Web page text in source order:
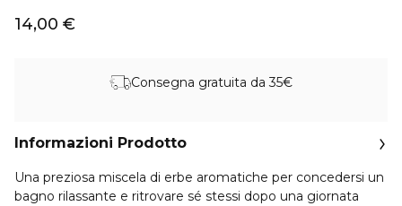
14,00 €
Consegna gratuita da 35€
Informazioni Prodotto
Una preziosa miscela di erbe aromatiche per concedersi un
bagno rilassante e ritrovare sé stessi dopo una giornata